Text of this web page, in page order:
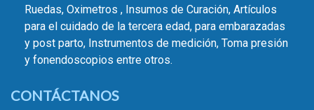
Ruedas, Oximetros , Insumos de Curación, Artículos
para el cuidado de la tercera edad, para embarazadas
y post parto, Instrumentos de medición, Toma presión
y fonendoscopios entre otros.
CONTÁCTANOS